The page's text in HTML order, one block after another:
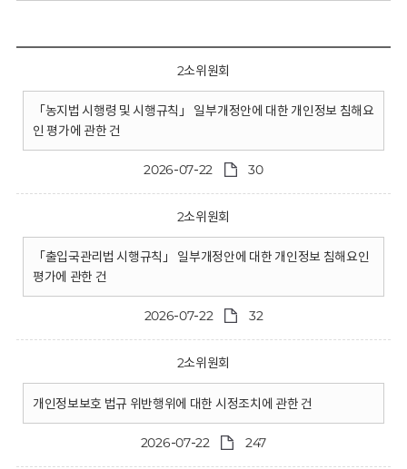
2소위원회
「농지법 시행령 및 시행규칙」 일부개정안에 대한 개인정보 침해요
인 평가에 관한 건
2026-07-22 30
2소위원회
「출입국관리법 시행규칙」 일부개정안에 대한 개인정보 침해요인
평가에 관한 건
2026-07-22 32
2소위원회
개인정보보호 법규 위반행위에 대한 시정조치에 관한 건
2026-07-22 247